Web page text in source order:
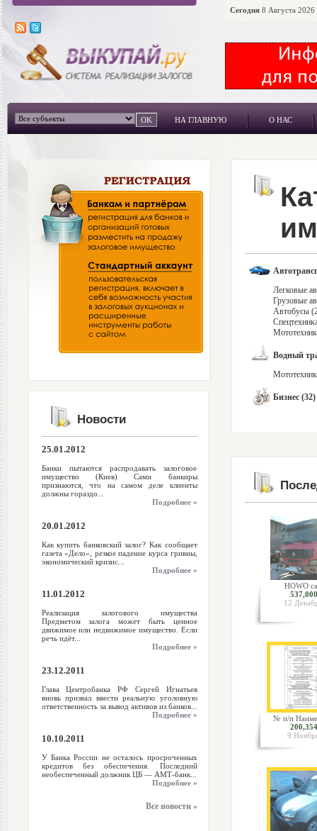
Сегодня8 Августа 2026
НА ГЛАВНУЮ О НАС
Новости
25.01.2012
Банки пытаются распродавать залоговое
имущество (Киев) Сами банкиры
признаются, что на самом деле клиенты
должны гораздо...
Подробнее »
20.01.2012
Как купить банковский залог? Как сообщает
газета «Дело», резкое падение курса гривны,
экономический кризис...
Подробнее »
11.01.2012
Реализация залогового имущества
Предметом залога может быть ценное
движимое или недвижимое имущество. Если
речь идёт...
Подробнее »
23.12.2011
Глава Центробанка РФ Сергей Игнатьев
вновь призвал ввести реальную уголовную
ответственность за вывод активов из банков...
Подробнее »
10.10.2011
У Банка России не осталось просроченных
кредитов без обеспечения. Последний
необеспеченный должник ЦБ — АМТ-банк...
Подробнее »
Все новости »
Легковые
Грузовые
Автобусы
Водный
Бизнес (32)
HOWO
12
№ п/п
9